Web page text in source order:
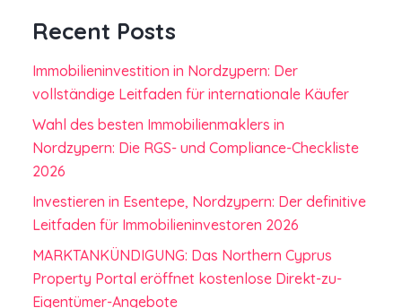
Recent Posts
Immobilieninvestition in Nordzypern: Der
vollständige Leitfaden für internationale Käufer
Wahl des besten Immobilienmaklers in
Nordzypern: Die RGS- und Compliance-Checkliste
2026
Investieren in Esentepe, Nordzypern: Der definitive
Leitfaden für Immobilieninvestoren 2026
MARKTANKÜNDIGUNG: Das Northern Cyprus
Property Portal eröffnet kostenlose Direkt-zu-
Eigentümer-Angebote